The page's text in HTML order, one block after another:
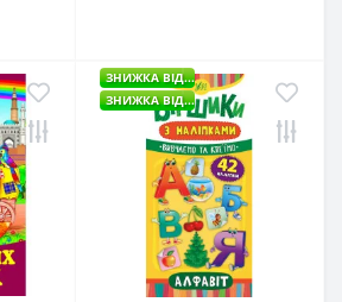
ЗНИЖКА ВІД...
ЗНИЖКА ВІД...